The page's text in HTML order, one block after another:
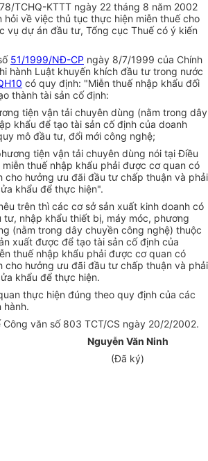
TCHQ-KTTT ngày 22 tháng 8 năm 2002
hỏi về việc thủ tục thực hiện miễn thuế cho
vụ dự án đầu tư, Tổng cục Thuế có ý kiến
51/1999/NĐ-CP ngày 8/7/1999 của Chính
hành Luật khuyến khích đầu tư trong nước
có quy định: "Miễn thuế nhập khẩu đối
thành tài sản cố định:
tiện vận tải chuyên dùng (nằm trong dây
khẩu để tạo tài sản cố định của doanh
mô đầu tư, đổi mới công nghệ;
tiện vận tải chuyên dùng nói tại Điều
thuế nhập khẩu phải được cơ quan có
cho hưởng ưu đãi đầu tư chấp thuận và phải
khẩu để thực hiện".
trên thì các cơ sở sản xuất kinh doanh có
nhập khẩu thiết bị, máy móc, phương
(nằm trong dây chuyền công nghệ) thuộc
xuất được để tạo tài sản cố định của
thuế nhập khẩu phải được cơ quan có
cho hưởng ưu đãi đầu tư chấp thuận và phải
khẩu để thực hiện.
thực hiện đúng theo quy định của các
hành.
văn số 803 TCT/CS ngày 20/2/2002.
Nguyễn Văn Ninh
(Đã ký)